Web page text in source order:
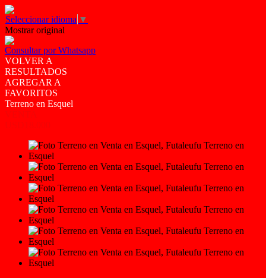
Seleccionar idioma ▼
Mostrar original
Consultar por Whatsapp
VOLVER A
RESULTADOS
AGREGAR A
FAVORITOS
Terreno en Esquel